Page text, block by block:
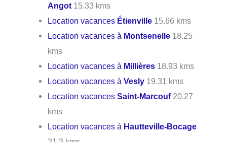
Angot 15.33 kms
Location vacances Étienville 15.66 kms
Location vacances à Montsenelle 18.25
kms
Location vacances à Millières 18.93 kms
Location vacances àVesly 19.31 kms
Location vacancesSaint-Marcouf20.27
kms
Location vacances à Hautteville-Bocage